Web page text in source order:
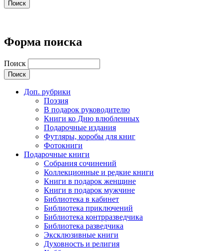
Форма поиска
Поиск
Доп. рубрики
Поэзия
В подарок руководителю
Книги ко Дню влюбленных
Подарочные издания
Футляры, коробы для книг
Фотокниги
Подарочные книги
Собрания сочинений
Коллекционные и редкие книги
Книги в подарок женщине
Книги в подарок мужчине
Библиотека в кабинет
Библиотека приключений
Библиотека контрразведчика
Библиотека разведчика
Эксклюзивные книги
Духовность и религия